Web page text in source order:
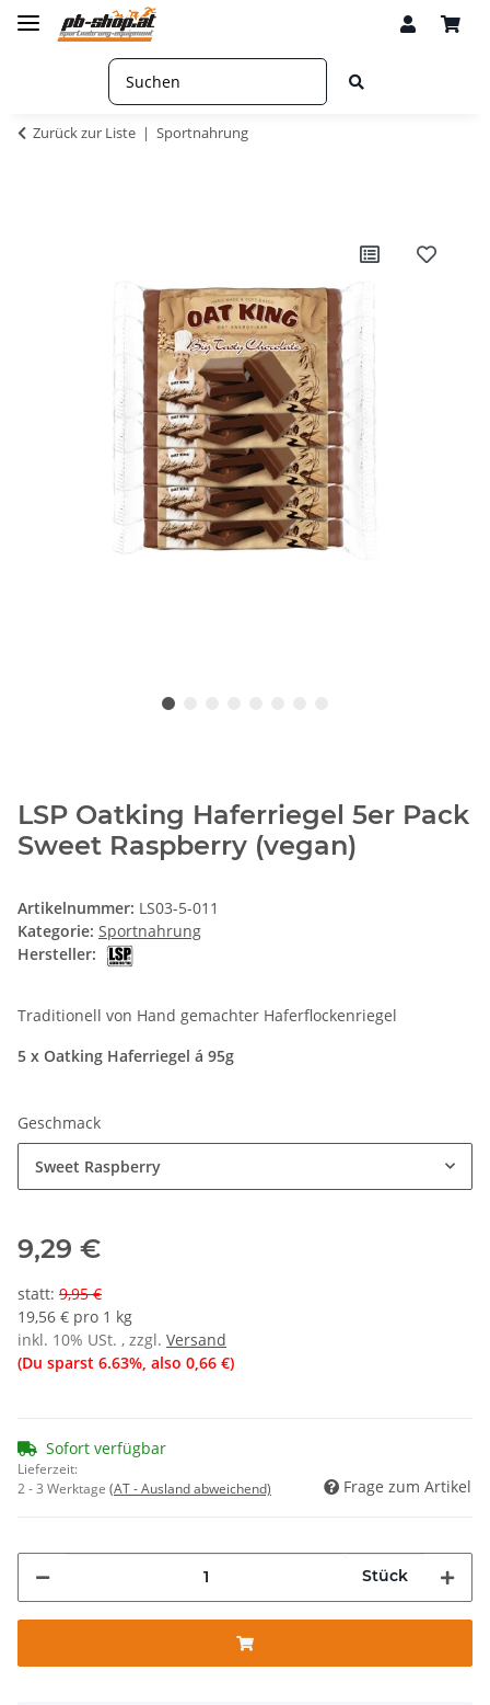
Zurück zur Liste Sportnahrung
LSP Oatking Haferriegel 5er Pack
Sweet Raspberry (vegan)
Artikelnummer: LS03-5-011
Kategorie: Sportnahrung
Hersteller:
Traditionell von Hand gemachter Haferflockenriegel
5 x Oatking Haferriegel á 95g
Geschmack
Sweet Raspberry
9,29 €
statt: 9,95 €
19,56 € pro 1 kg
inkl. 10% USt. , zzgl. Versand
(Du sparst 6.63%, also 0,66 €)
Sofort verfügbar
Lieferzeit:
2 - 3 Werktage (AT - Ausland abweichend) Frage zum Artikel
Stück